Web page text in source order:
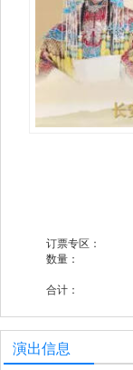
订票专区：
数量：
合计：
演出信息